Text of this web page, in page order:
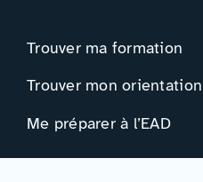
Trouver ma formation
Trouver mon orientation
Me préparer à l’EAD